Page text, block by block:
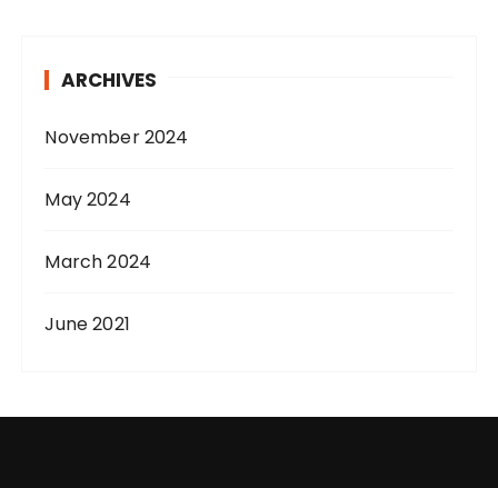
ARCHIVES
November 2024
May 2024
March 2024
June 2021